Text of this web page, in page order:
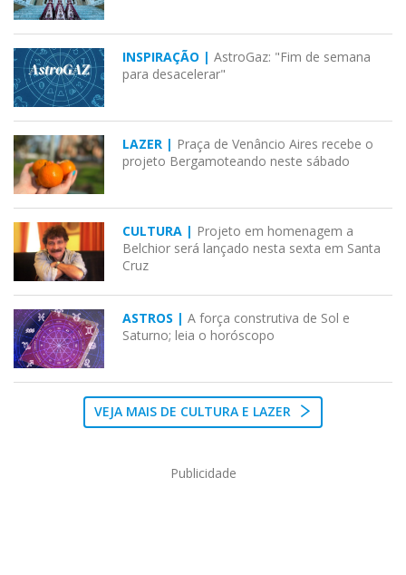
INSPIRAÇÃO | AstroGaz: "Fim de semana
para desacelerar"
LAZER | Praça de Venâncio Aires recebe o
projeto Bergamoteando neste sábado
CULTURA | Projeto em homenagem a
Belchior será lançado nesta sexta em Santa
Cruz
ASTROS | A força construtiva de Sol e
Saturno; leia o horóscopo
VEJA MAIS DE CULTURA E LAZER
Publicidade